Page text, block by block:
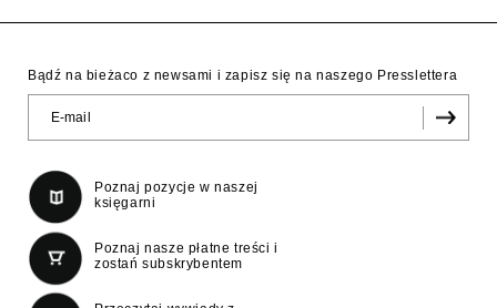
Bądź na bieżaco z newsami i zapisz się na naszego Presslettera
Poznaj pozycje w naszej
księgarni
Poznaj nasze płatne treści i
zostań subskrybentem